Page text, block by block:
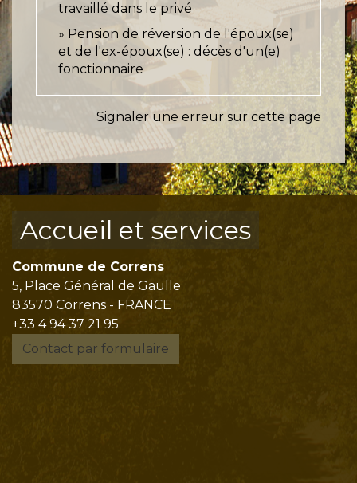
travaillé dans le privé
Pension de réversion de l'époux(se)
et de l'ex-époux(se) : décès d'un(e)
fonctionnaire
Signaler une erreur sur cette page
Accueil et services
Commune de Correns
5, Place Général de Gaulle
83570 Correns - FRANCE
+33 4 94 37 21 95
Contact par formulaire